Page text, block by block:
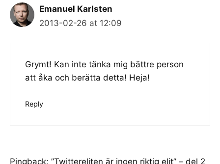
Emanuel Karlsten
2013-02-26 at 12:09
Grymt! Kan inte tänka mig bättre person
att åka och berätta detta! Heja!
Reply
Pingback: ”Twittereliten är ingen riktig elit” – del 2